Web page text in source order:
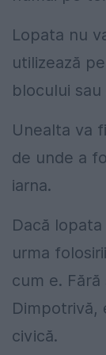
Lopata nu
utilizează
blocului
Unealta va
de unde a
iarna.
Dacă
urma
cum e.
Dimpotrivă,
civică.